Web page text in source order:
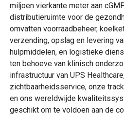
miljoen vierkante meter aan
distributieruimte voor de
omvatten voorraadbeheer,
verzending, opslag en levering
hulpmiddelen, en logistieke
ten behoeve van klinisch
infrastructuur van UPS
zichtbaarheidsservice, onze
en ons wereldwijde
geschikt om te voldoen aan de